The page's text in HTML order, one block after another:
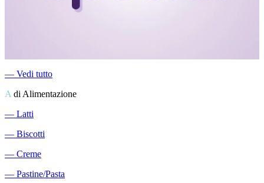
― Vedi tutto
A di Alimentazione
― Latti
― Biscotti
― Creme
― Pastine/Pasta